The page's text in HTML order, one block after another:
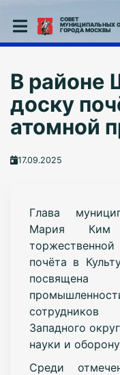
СОВЕТ
МУНИЦИПАЛЬНЫХ
ГОРОДА МОСКВЫ
В районе
доску
атомной
17.09.2025
Глава
Мария Ким
почёта в
Западного
науки и
Среди